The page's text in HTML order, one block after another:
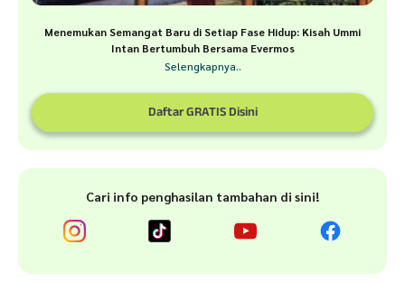
Menemukan Semangat Baru di Setiap Fase Hidup: Kisah Ummi
Intan Bertumbuh Bersama Evermos
Selengkapnya..
Daftar GRATIS Disini
Cari info penghasilan tambahan di sini!